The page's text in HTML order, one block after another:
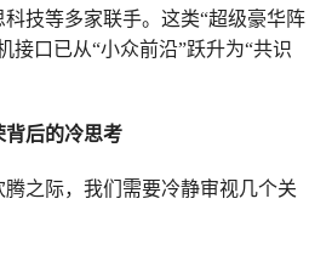
技等多家联手。这类“超级豪华阵
接口已从“小众前沿”跃升为“共识
背后的冷思考
之际，我们需要冷静审视几个关